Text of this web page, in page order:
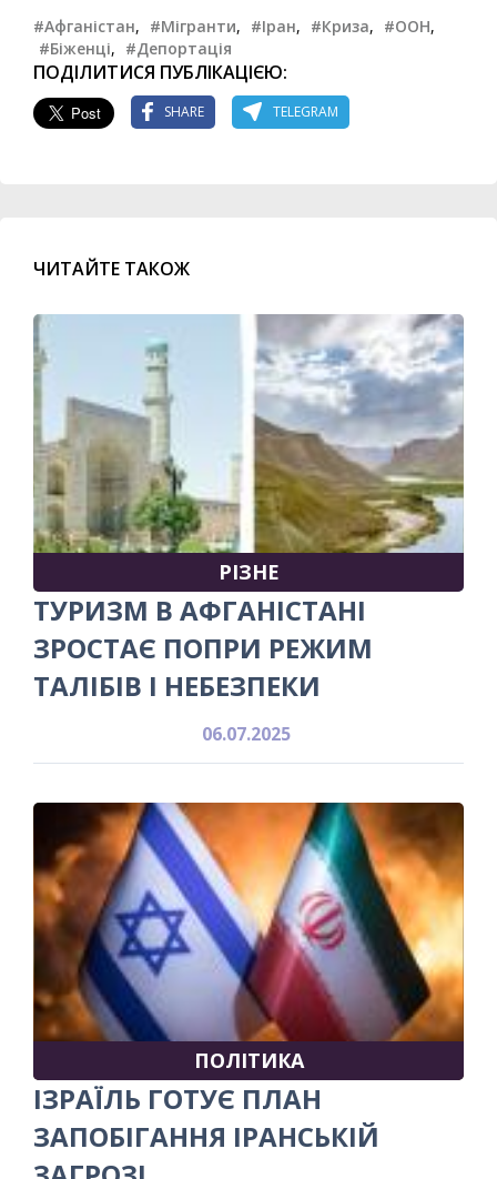
#Афганістан, #Мігранти, #Іран, #Криза, #ООН,
#Біженці, #Депортація
ПОДІЛИТИСЯ ПУБЛІКАЦІЄЮ:
SHARE TELEGRAM
ЧИТАЙТЕ ТАКОЖ
РІЗНЕ
ТУРИЗМ В АФГАНІСТАНІ
ЗРОСТАЄ ПОПРИ РЕЖИМ
ТАЛІБІВ І НЕБЕЗПЕКИ
06.07.2025
ПОЛІТИКА
ІЗРАЇЛЬ ГОТУЄ ПЛАН
ЗАПОБІГАННЯ ІРАНСЬКІЙ